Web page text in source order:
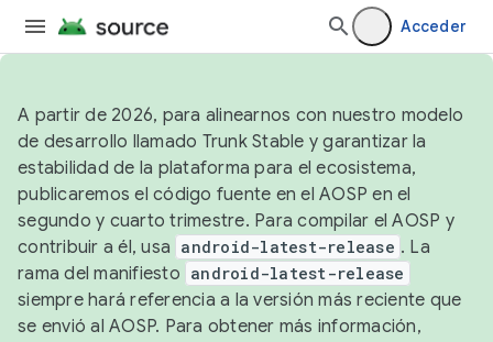
Acceder
A partir de 2026, para alinearnos con nuestro modelo
de desarrollo llamado Trunk Stable y garantizar la
estabilidad de la plataforma para el ecosistema,
publicaremos el código fuente en el AOSP en el
segundo y cuarto trimestre. Para compilar el AOSP y
contribuir a él, usa android-latest-release . La
rama del manifiesto android-latest-release
siempre hará referencia a la versión más reciente que
se envió al AOSP. Para obtener más información,